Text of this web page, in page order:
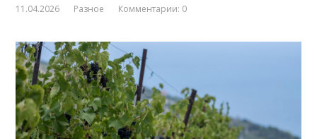
11.04.2026 Разное Комментарии: 0